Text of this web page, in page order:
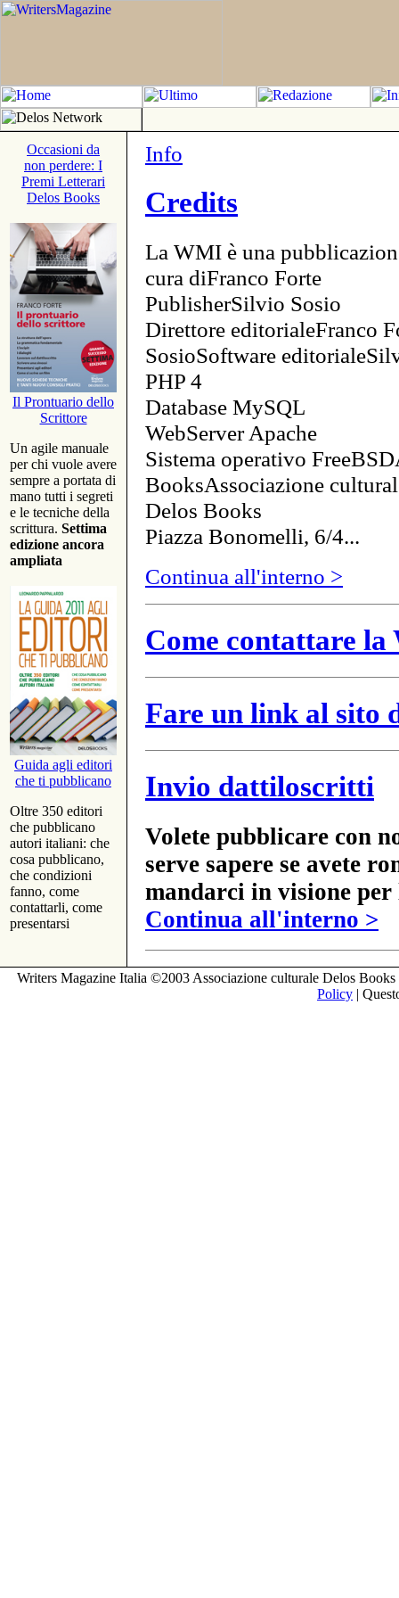
Occasioni da
non perdere: I
Premi Letterari
Delos Books
Il Prontuario dello
Scrittore
Un agile manuale
per chi vuole avere
sempre a portata di
mano tutti i segreti
e le tecniche della
scrittura. Settima
edizione ancora
ampliata
Guida agli editori
che ti pubblicano
Oltre 350 editori
che pubblicano
autori italiani: che
cosa pubblicano,
che condizioni
fanno, come
contattarli, come
presentarsi
Info
Credits
La WMI è una
cura diFranco Forte
PublisherSilvio Sosio
Direttore editorialeFranco
SosioSoftware
PHP 4
Database MySQL
WebServer Apache
Sistema operativo
BooksAssociazione
Delos Books
Piazza Bonomelli, 6/4...
Continua all'interno >
Come contattare
Fare un link al sito
Invio dattiloscritti
Volete pubblicare con
serve sapere se avete
mandarci in visione
Continua all'interno >
Writers Magazine Italia ©2003 Associazione culturale Delos
Policy |